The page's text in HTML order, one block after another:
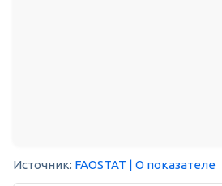
Источник: FAOSTAT | О показателе